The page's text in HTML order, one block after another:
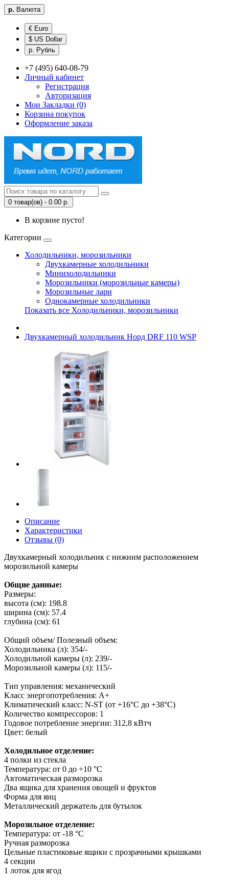
р. Валюта
€ Euro
$ US Dollar
р. Рубль
+7 (495) 640-08-79
Личный кабинет
Регистрация
Авторизация
Мои Закладки (0)
Корзина покупок
Оформление заказа
0 товар(ов) - 0.00 р.
В корзине пусто!
Категории
Холодильники, морозильники
Двухкамерные холодильники
Минихолодильники
Морозильники (морозильные камеры)
Морозильные лари
Однокамерные холодильники
Показать все Холодильники, морозильники
Двухкамерный холодильник Норд DRF 110 WSP
Описание
Характеристики
Отзывы (0)
Двухкамерный холодильник с нижним расположением
морозильной камеры
Общие данные:
Размеры:
высота (см): 198.8
ширина (см): 57.4
глубина (см): 61
Общий объем/ Полезный объем:
Холодильника (л): 354/-
Холодильной камеры (л): 239/-
Морозильной камеры (л): 115/-
Тип управления: механический
Класс энергопотребления: A+
Климатический класс: N-ST (от +16°С до +38°С)
Количество компрессоров: 1
Годовое потребление энергии: 312,8 кВтч
Цвет: белый
Холодильное отделение:
4 полки из стекла
Температура: от 0 до +10 °С
Автоматическая разморозка
Два ящика для хранения овощей и фруктов
Форма для яиц
Металлический держатель для бутылок
Морозильное отделение:
Температура: от -18 °С
Ручная разморозка
Цельные пластиковые ящики с прозрачными крышками
4 секции
1 лоток для ягод